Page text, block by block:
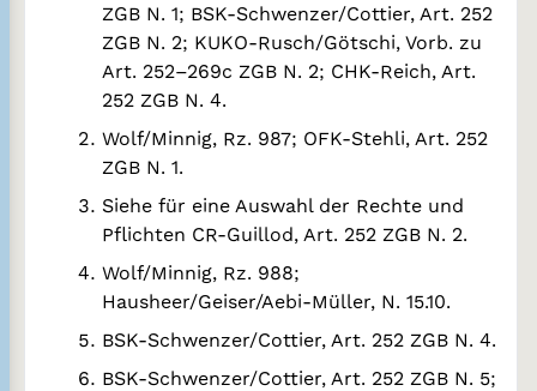
ZGB N. 1; BSK-Schwenzer/Cottier, Art. 252
ZGB N. 2; KUKO-Rusch/Götschi, Vorb. zu
Art. 252–269c ZGB N. 2; CHK-Reich, Art.
252 ZGB N. 4.
Wolf/Minnig, Rz. 987; OFK-Stehli, Art. 252
ZGB N. 1.
Siehe für eine Auswahl der Rechte und
Pflichten CR-Guillod, Art. 252 ZGB N. 2.
Wolf/Minnig, Rz. 988;
Hausheer/Geiser/Aebi-Müller, N. 15.10.
BSK-Schwenzer/Cottier, Art. 252 ZGB N. 4.
BSK-Schwenzer/Cottier, Art. 252 ZGB N. 5;